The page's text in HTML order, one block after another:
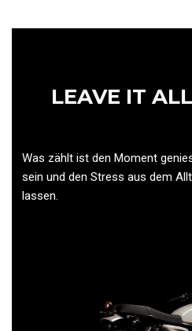
LEAVE IT
Was zählt ist den Moment
sein und den Stress aus dem
lassen.